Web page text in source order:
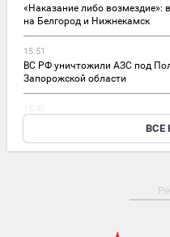
«Наказание либо
на Белгород и Нижнекамск
15:51
ВС РФ уничтожили АЗС под
Запорожской области
Фрадков: система
ВСЕ